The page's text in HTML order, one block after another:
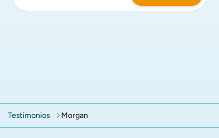
Testimonios Morgan